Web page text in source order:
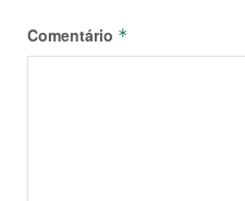
Comentário *